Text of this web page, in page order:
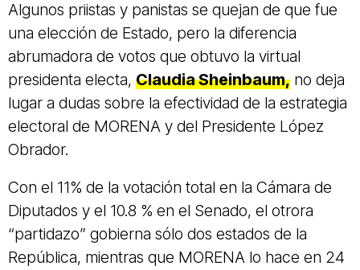
Algunos priistas y panistas se quejan de que fue
una elección de Estado, pero la diferencia
abrumadora de votos que obtuvo la virtual
presidenta electa, Claudia Sheinbaum, no deja
lugar a dudas sobre la efectividad de la estrategia
electoral de MORENA y del Presidente López
Obrador.
Con el 11% de la votación total en la Cámara de
Diputados y el 10.8 % en el Senado, el otrora
“partidazo” gobierna sólo dos estados de la
República, mientras que MORENA lo hace en 24